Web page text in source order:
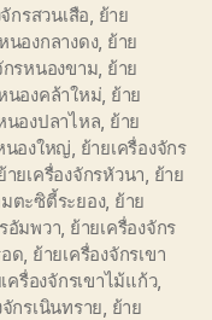
กรสวนเสือ ย้าย
นองกลางดง, ย้าย
กรหนองขาม ย้าย
นองคล้าใหม่ ย้าย
นองปลาไหล ย้าย
นองใหญ่ ย้ายเครื่องจักร
ายเครื่องจักรหัวนา ย้าย
ตะซิตี้ระยอง, ย้าย
อัมพวา ย้ายเครื่องจักร
ด ย้ายเครื่องจักรเขา
ครื่องจักรเขาไม้แก้ว,
กรเนินทราย ย้าย